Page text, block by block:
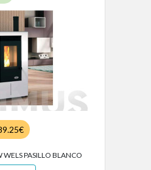
WELS PASILLO BLANCO